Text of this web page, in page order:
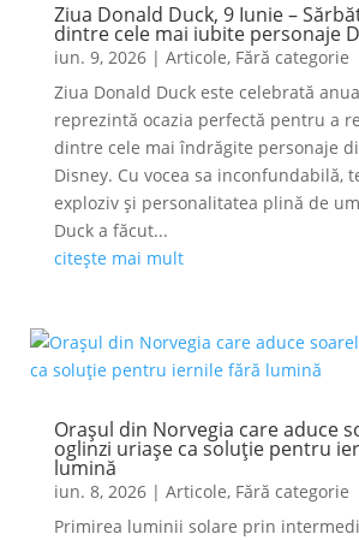
Ziua Donald Duck, 9 Iunie –
dintre cele mai iubite personaje
iun. 9, 2026| Articole, Fără categorie
Ziua Donald Duck este celebrată
reprezintă ocazia perfectă pentru a
dintre cele mai îndrăgite personaje
Disney. Cu vocea sa inconfundabilă,
exploziv și personalitatea plină de
Duck a făcut...
citește mai mult
Orașul din Norvegia care aduce
oglinzi uriașe ca soluție pentru
lumină
iun. 8, 2026| Articole, Fără categorie
Primirea luminii solare prin